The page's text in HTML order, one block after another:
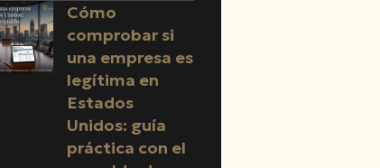
Cómo
comprobar si
una empresa es
legítima en
Estados
Unidos: guía
práctica con el